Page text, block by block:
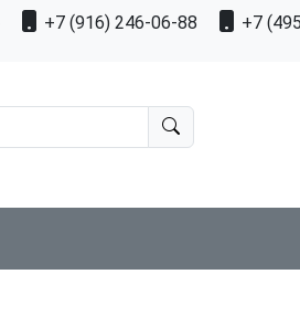
+7 (916) 246-06-88 +7